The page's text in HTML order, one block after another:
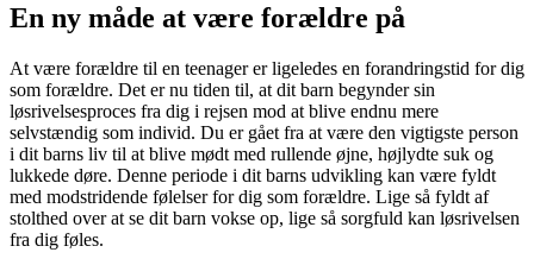
En ny måde at være forældre på
At være forældre til en teenager er ligeledes en forandringstid for dig
som forældre. Det er nu tiden til, at dit barn begynder sin
løsrivelsesproces fra dig i rejsen mod at blive endnu mere
selvstændig som individ. Du er gået fra at være den vigtigste person
i dit barns liv til at blive mødt med rullende øjne, højlydte suk og
lukkede døre. Denne periode i dit barns udvikling kan være fyldt
med modstridende følelser for dig som forældre. Lige så fyldt af
stolthed over at se dit barn vokse op, lige så sorgfuld kan løsrivelsen
fra dig føles.